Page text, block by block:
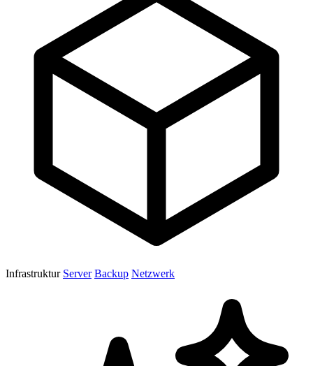
Infrastruktur Server Backup Netzwerk